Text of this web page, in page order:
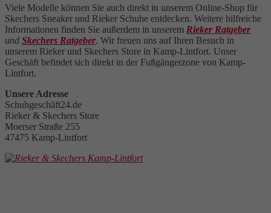
Viele Modelle können Sie auch direkt in unserem Online-Shop für
Skechers Sneaker und Rieker Schuhe entdecken. Weitere hilfreiche
Informationen finden Sie außerdem in unserem Rieker Ratgeber
und Skechers Ratgeber. Wir freuen uns auf Ihren Besuch in
unserem Rieker und Skechers Store in Kamp-Lintfort. Unser
Geschäft befindet sich direkt in der Fußgängerzone von Kamp-
Lintfort.
Unsere Adresse
Schuhgeschäft24.de
Rieker & Skechers Store
Moerser Straße 255
47475 Kamp-Lintfort